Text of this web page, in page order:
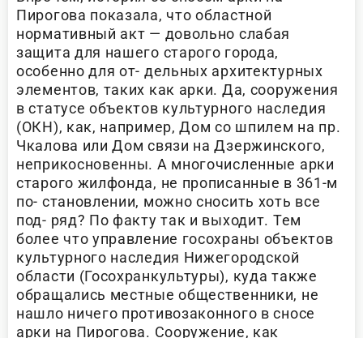
Пирогова показала, что областной
нормативный акт — довольно слабая
защита для нашего старого города,
особенно для от- дельных архитектурных
элементов, таких как арки. Да, сооружения
в статусе объектов культурного наследия
(ОКН), как, например, Дом со шпилем на пр.
Чкалова или Дом связи на Дзержинского,
неприкосновенны. А многочисленные арки
старого жилфонда, не прописанные в 361-м
по- становлении, можно сносить хоть все
под- ряд? По факту так и выходит. Тем
более что управление госохраны объектов
культурного наследия Нижегородской
области (Госохранкультуры), куда также
обращались местные общественники, не
нашло ничего противозаконного в сносе
арки на Пирогова. Сооружение, как